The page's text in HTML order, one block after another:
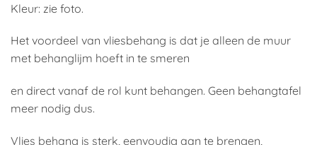
Kleur: zie foto.
Het voordeel van vliesbehang is dat je alleen de muur
met behanglijm hoeft in te smeren
en direct vanaf de rol kunt behangen. Geen behangtafel
meer nodig dus.
Vlies behang is sterk, eenvoudig aan te brengen,